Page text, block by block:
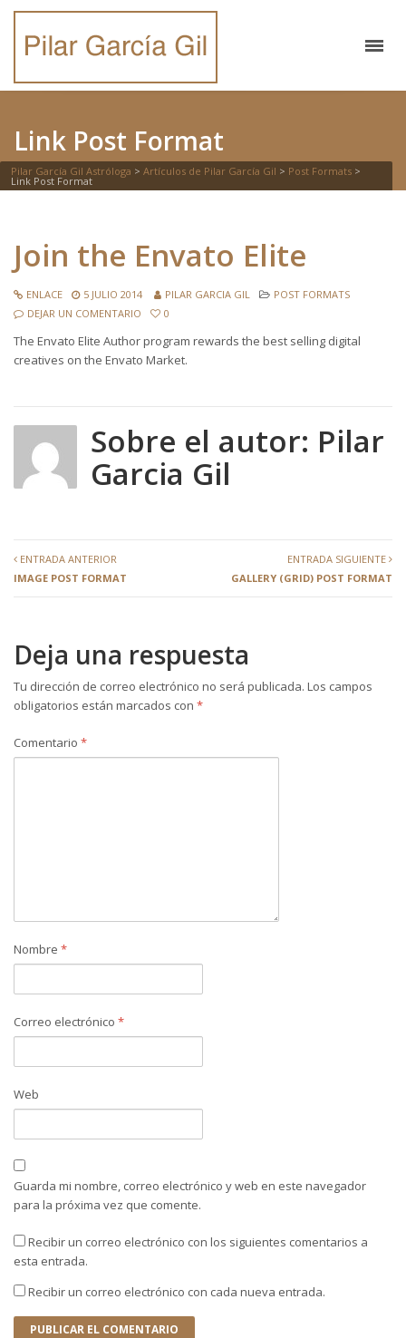
Link Post Format
Pilar García Gil Astróloga > Artículos de Pilar García Gil > Post Formats >
Link Post Format
Join the Envato Elite
ENLACE 5 JULIO 2014 PILAR GARCIA GIL
POST FORMATS
DEJAR UN COMENTARIO
0
The Envato Elite Author program rewards the best selling digital
creatives on the Envato Market.
Sobre el autor: Pilar
Garcia Gil
ENTRADA ANTERIOR
IMAGE POST FORMAT
ENTRADA SIGUIENTE
GALLERY (GRID) POST FORMAT
Deja una respuesta
Tu dirección de correo electrónico no será publicada. Los campos
obligatorios están marcados con *
Comentario *
Nombre *
Correo electrónico *
Web
Guarda mi nombre, correo electrónico y web en este navegador
para la próxima vez que comente.
Recibir un correo electrónico con los siguientes comentarios a
esta entrada.
Recibir un correo electrónico con cada nueva entrada.